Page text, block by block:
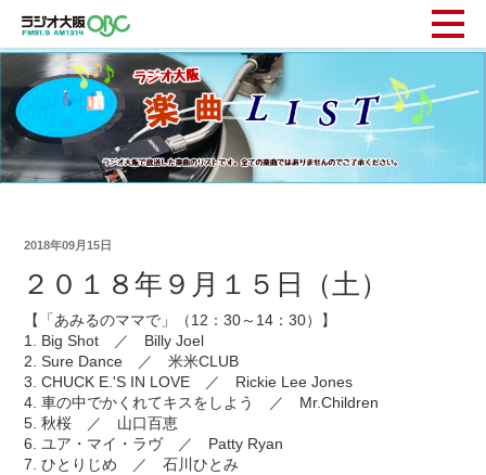
2018年09月15日
２０１８年９月１５日（土）
【「あみるのママで」（12：30～14：30）】
1. Big Shot ／ Billy Joel
2. Sure Dance ／ 米米CLUB
3. CHUCK E.'S IN LOVE ／ Rickie Lee Jones
4. 車の中でかくれてキスをしよう ／ Mr.Children
5. 秋桜 ／ 山口百恵
6. ユア・マイ・ラヴ ／ Patty Ryan
7. ひとりじめ ／ 石川ひとみ